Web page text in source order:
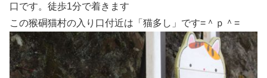
口です。徒歩1分で着きます
この猴硐猫村の入り口付近は「猫多し」です=＾ｐ＾=